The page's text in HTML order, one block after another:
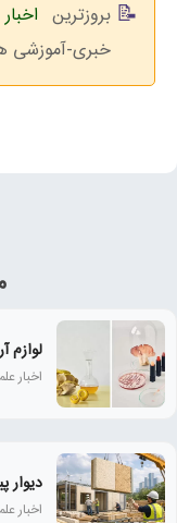
بروزترین
خبری-آموزشی
لوازم
اخبار
دیوار
اخبار